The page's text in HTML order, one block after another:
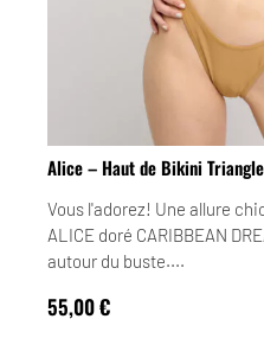
Alice – Haut de Bikini
Vous l'adorez! Une allure
ALICE doré CARIBBEAN
autour du buste....
55,00€